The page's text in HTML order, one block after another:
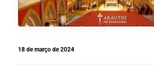
18 de março de 2024